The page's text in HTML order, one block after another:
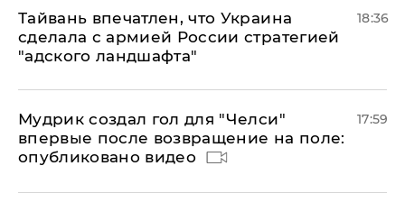
Тайвань впечатлен, что Украина
сделала с армией России стратегией
"адского ландшафта"
18:36
Мудрик создал гол для "Челси"
впервые после возвращение на поле:
опубликовано видео
17:59